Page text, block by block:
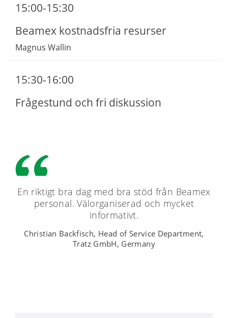
15:00-15:30
Beamex kostnadsfria resurser
Magnus Wallin
15:30-16:00
Frågestund och fri diskussion
En riktigt bra dag med bra stöd från Beamex
personal. Välorganiserad och mycket
informativt.
Christian Backfisch, Head of Service Department,
Tratz GmbH, Germany